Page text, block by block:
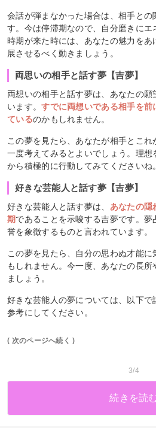
会話が弾まなかった場合は、相手との
す。今は停滞期なので、自分磨きにエ
時期が来た時には、あなたの魅力をあ
展させるべく動きましょう。
両思いの相手と話す夢【吉夢】
両想いの相手と話す夢は、あなたの願
います。すでに両想いである相手を前
ているのかもしれません。
この夢を見たら、あなたが相手とこ
一度考えてみるとよいでしょう。理想
から積極的に行動してみてくださいね。
好きな芸能人と話す夢【吉夢】
好きな芸能人と話す夢は、 あなたの隠
期であることを示唆する吉夢です。夢
誉を象徴するものと言われています。
この夢を見たら、自分の思わぬ才能
もしれません。今一度、あなたの長
ましょう。
好きな芸能人の夢については、以下
参考にしてください。
( 次のページへ続く )
3/4
続きを読